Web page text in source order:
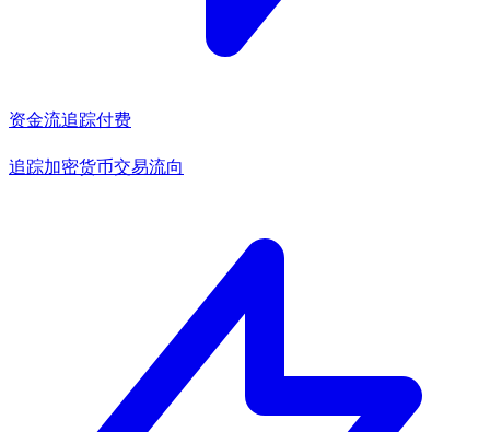
资金流追踪付费
追踪加密货币交易流向